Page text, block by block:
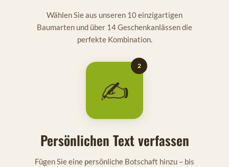
Wählen Sie aus unseren 10 einzigartigen
Baumarten und über 14 Geschenkanlässen die
perfekte Kombination.
✍️
2
Persönlichen Text verfassen
Fügen Sie eine persönliche Botschaft hinzu – bis